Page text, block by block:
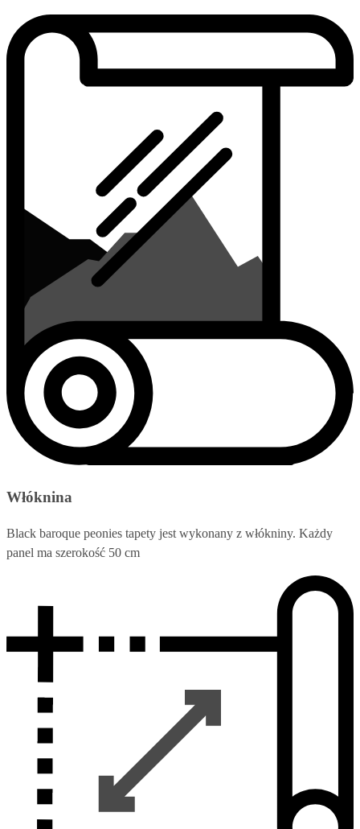
Włóknina
Black baroque peonies tapety jest wykonany z włókniny. Każdy
panel ma szerokość 50 cm